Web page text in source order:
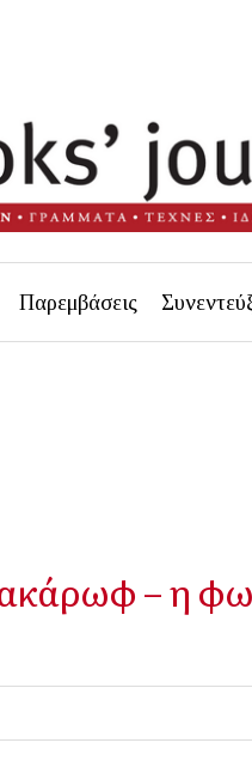
Παρεμβάσεις
– η